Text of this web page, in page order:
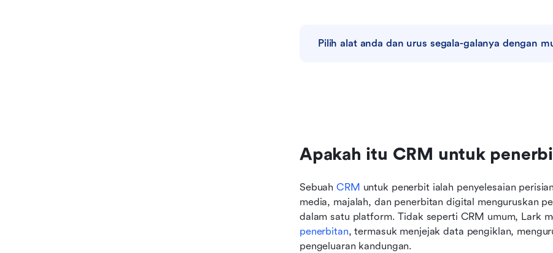
Pilih alat anda dan urus segala-galanya dengan
Apakah itu CRM untuk
Sebuah CRM untuk penerbit ialah penyelesaian
media, majalah, dan penerbitan digital menguruskan
dalam satu platform. Tidak seperti CRM umum, Lark
penerbitan, termasuk menjejak data pengiklan,
pengeluaran kandungan.